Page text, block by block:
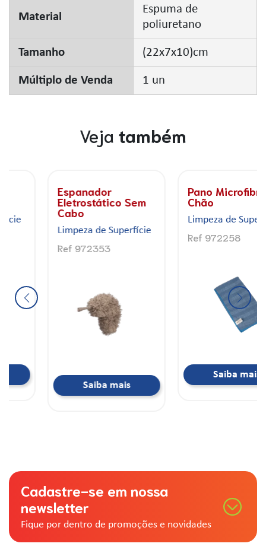
Material
Espuma de
poliuretano
Tamanho (22x7x10)cm
Múltiplo de Venda 1 un
Veja também
Espanador
Eletrostático Sem
Limpeza de Superfície
Ref 972353
Saiba mais
Pano Microfibra
Limpeza de Superfície
Ref 972258
Saiba mais
Cadastre-se em nossa
newsletter
Fique por dentro de promoções e novidades